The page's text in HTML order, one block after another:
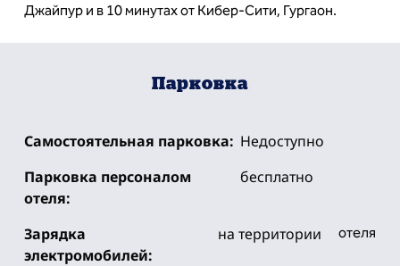
Джайпур и в 10 минутах от Кибер-Сити, Гургаон.
Парковка
Самостоятельная парковка: Недоступно
Парковка персоналом
отеля:
бесплатно
Зарядка
электромобилей:
на территории отеля